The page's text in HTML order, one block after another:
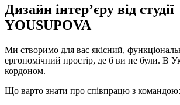
Дизайн інтер’єру від студії
YOUSUPOVA
Ми створимо для вас якісний,
ергономічний простір, де б ви не були. В
кордоном.
Що варто знати про співпрацю з командою: